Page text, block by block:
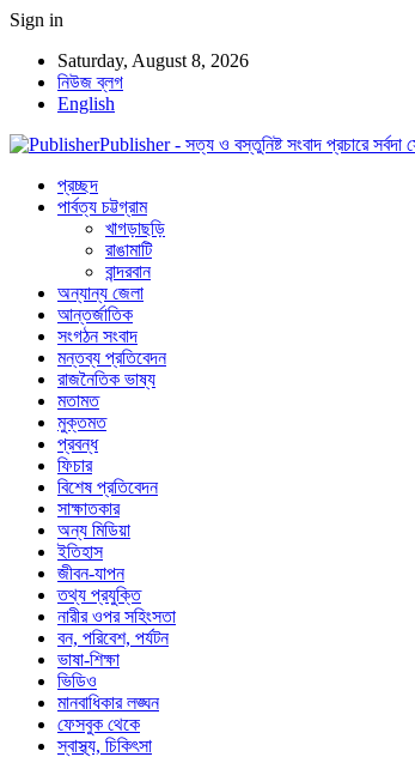
Sign in
Saturday, August 8, 2026
নিউজ ব্লগ
English
Publisher - সত্য ও বস্তুনিষ্ট সংবাদ প্রচারে সর্বদা
প্রচ্ছদ
পার্বত্য চট্টগ্রাম
খাগড়াছড়ি
রাঙামাটি
বান্দরবান
অন্যান্য জেলা
আন্তর্জাতিক
সংগঠন সংবাদ
মন্তব্য প্রতিবেদন
রাজনৈতিক ভাষ্য
মতামত
মুক্তমত
প্রবন্ধ
ফিচার
বিশেষ প্রতিবেদন
সাক্ষাতকার
অন্য মিডিয়া
ইতিহাস
জীবন-যাপন
তথ্য প্রযুক্তি
নারীর ওপর সহিংসতা
বন, পরিবেশ, পর্যটন
ভাষা-শিক্ষা
ভিডিও
মানবাধিকার লঙ্ঘন
ফেসবুক থেকে
স্বাস্থ্য, চিকিৎসা